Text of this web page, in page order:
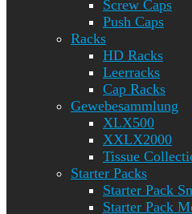
Screw Caps
Push Caps
Racks
HD Racks
Leerracks
Cap Racks
Gewebesammlung
XLX500
XXLX2000
Tissue
Starter Packs
Starter Pack
Starter Pack